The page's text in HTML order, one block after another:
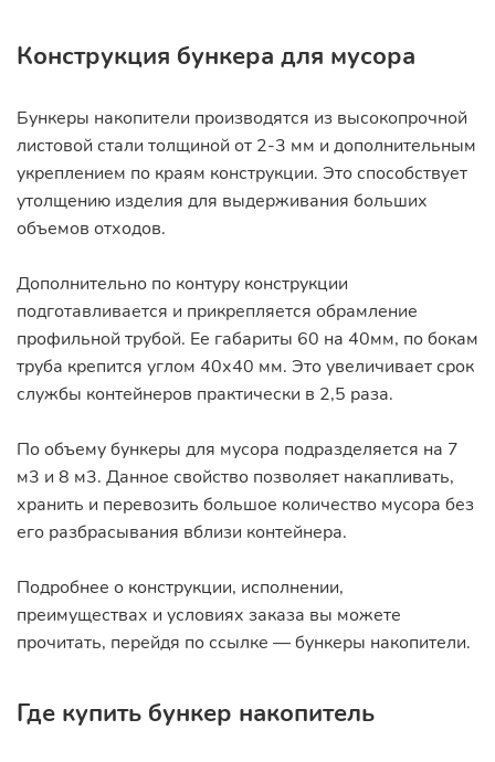
Конструкция бункера для мусора
Бункеры накопители производятся из высокопрочной
листовой стали толщиной от 2-3 мм и дополнительным
укреплением по краям конструкции. Это способствует
утолщению изделия для выдерживания больших
объемов отходов.
Дополнительно по контуру конструкции
подготавливается и прикрепляется обрамление
профильной трубой. Ее габариты 60 на 40мм, по бокам
труба крепится углом 40х40 мм. Это увеличивает срок
службы контейнеров практически в 2,5 раза.
По объему бункеры для мусора подразделяется на 7
м3 и 8 м3. Данное свойство позволяет накапливать,
хранить и перевозить большое количество мусора без
его разбрасывания вблизи контейнера.
Подробнее о конструкции, исполнении,
преимуществах и условиях заказа вы можете
прочитать, перейдя по ссылке — бункеры накопители.
Где купить бункер накопитель